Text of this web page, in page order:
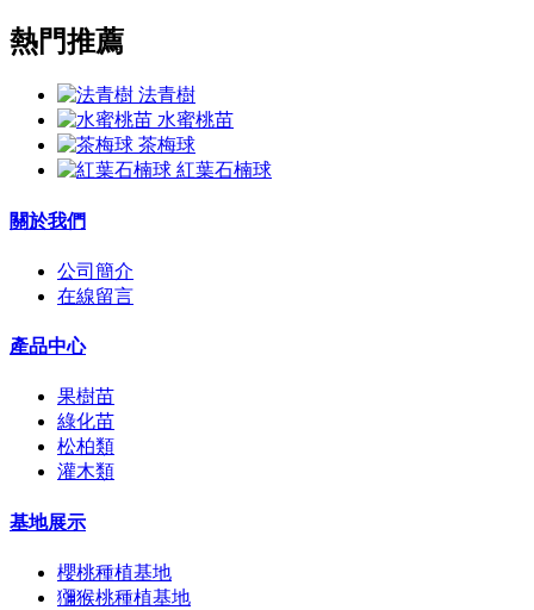
熱門推薦
法青樹
水蜜桃苗
茶梅球
紅葉石楠球
關於我們
公司簡介
在線留言
產品中心
果樹苗
綠化苗
松柏類
灌木類
基地展示
櫻桃種植基地
獼猴桃種植基地